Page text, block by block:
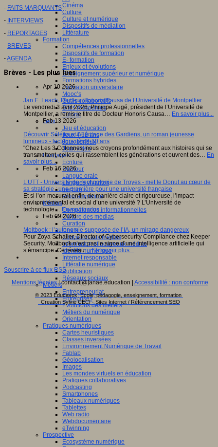
Cinéma
Culture
Culture et numérique
Dispositifs de médiation
Littérature
Formation
Compétences professionnelles
Dispositifs de formation
E- formation
Enjeux et évolutions
Enseignement supérieur et numérique
Formations hybrides
Formation universitaire
Mooc’s
Outils collaboratifs
Sites ressources
Tutorat
Jeux
Jeu et éducation
Jeux 4/12 ans
Jeux sérieux
Jeux vidéo
Langages
Ecriture
Humour
Langue orale
Langues vivantes
Lecture
Programmation
Médias
Compétences informationnelles
Culture des médias
Curation
Droits
Education aux médias
Information et nouveaux médias
Identité numérique
Internet responsable
Littératie numérique
Publication
Réseaux sociaux
Métiers
Entrepreneuriat
Entreprises
Evolutions des métiers
Métiers du numérique
Orientation
Pratiques numériques
Cartes heuristiques
Classes inversées
Environnement Numérique de Travail
Fablab
Géolocalisation
Images
Les mondes virtuels en éducation
Pratiques collaboratives
Podcasting
Smartphones
Tableaux numériques
Tablettes
Web radio
Webdocumentaire
eTwinning
Prospective
Ecosystème numérique
- FAITS MARQUANTS
- INTERVIEWS
- REPORTAGES
- BREVES
-AGENDA
Brèves - Les plus lues
Apr 10 2026
Jan E. Leach, Docteur Honoris Causa de l’Université de Montpellier
Le vendredi 3 avril 2026, Philippe Augé, président de l’Université de
Montpellier, a remis le titre de Docteur Honoris Causa… En savoir plus...
Feb 13 2026
Découvrir Séléna et l’Héritage des Gardiens, un roman jeunesse
lumineux - lecteurs dès 9-10 ans
"Chez Les 3 Colonnes, nous croyons profondément aux histoires qui se
transmettent, celles qui rassemblent les générations et ouvrent des… En
savoir plus...
Feb 16 2026
L’UTT - Université de Technologie de Troyes - met le Donut au cœur de
sa stratégie : une première pour une université française
Et si l’on mesurait enfin, de manière claire et rigoureuse, l’impact
environnemental et social d’une université ? L’Université de
technologie… En savoir plus...
Feb 09 2026
Moltbook : l’autonomie supposée de l’IA, un mirage dangereux
Pour Zoya Schaller, Director of Cybersecurity Compliance chez Keeper
Security, Moltbook n’est pas le signe d’une intelligence artificielle qui
s’émancipe. Ce réseau…En savoir plus...
Souscrire à ce flux RSS
Mentions légales| contact[@]anae.education | Accessibilité : non conforme
© 2023 Educavox, Ecole, pédagogie, enseignement, formation
Creation Sylvie CECI - Sites Internet / Référencement SEO